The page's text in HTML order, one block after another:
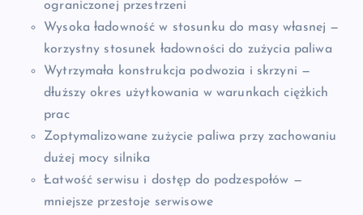
ograniczonej przestrzeni
Wysoka ładowność w stosunku do masy własnej —
korzystny stosunek ładowności do zużycia paliwa
Wytrzymała konstrukcja podwozia i skrzyni —
dłuższy okres użytkowania w warunkach ciężkich
prac
Zoptymalizowane zużycie paliwa przy zachowaniu
dużej mocy silnika
Łatwość serwisu i dostęp do podzespołów —
mniejsze przestoje serwisowe